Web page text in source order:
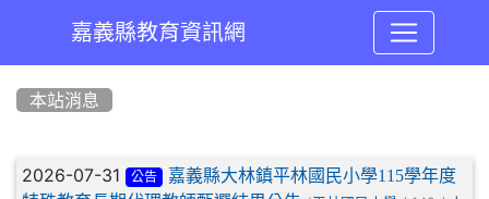
嘉義縣教育資訊網
本站消息
文章列表
2026-07-31 公告
嘉義縣大林鎮平林國民小學115學年度